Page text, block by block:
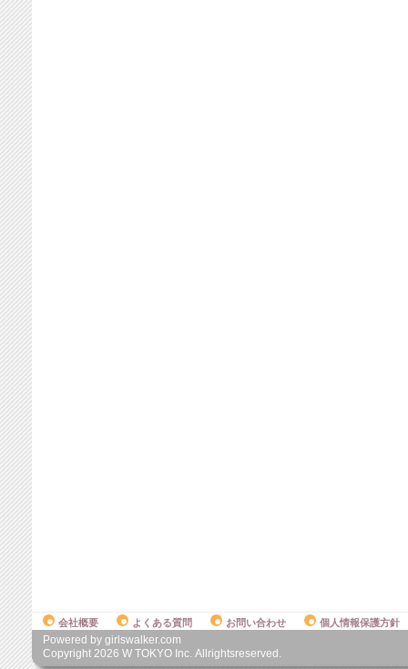
会社概要 よくある質問 お問い合わせ 個人情報保護方針
Powered by girlswalker.com
Copyright 2026 W TOKYO Inc. Allrightsreserved.